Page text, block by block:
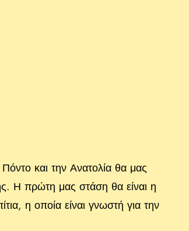
και την Ανατολία θα μας
Η πρώτη μας στάση θα είναι η
η οποία είναι γνωστή για την